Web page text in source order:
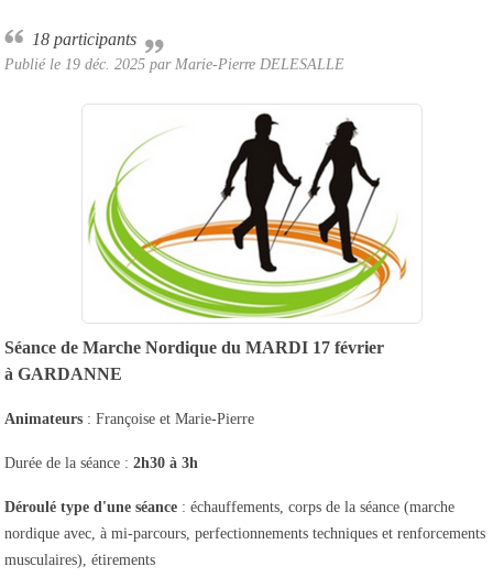
18 participants
Publié le 19 déc. 2025 par Marie-Pierre DELESALLE
Séance de Marche Nordique du MARDI 17 février
à GARDANNE
Animateurs : Françoise et Marie-Pierre
Durée de la séance : 2h30 à 3h
Déroulé type d'une séance : échauffements, corps de la séance (marche
nordique avec, à mi-parcours, perfectionnements techniques et renforcements
musculaires), étirements